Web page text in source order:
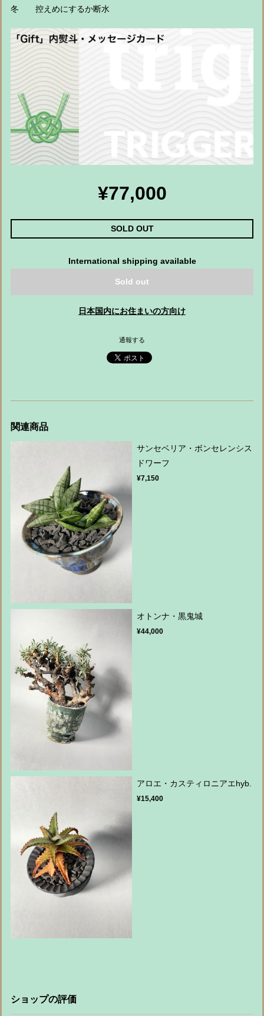
冬 控えめにするか断水
¥77,000
SOLD OUT
International shipping available
Sold out
日本国内にお住まいの方向け
通報する
関連商品
サンセベリア・ボンセレンシス
ドワーフ
¥7,150
オトンナ・黒鬼城
¥44,000
アロエ・カスティロニアエhyb.
¥15,400
ショップの評価